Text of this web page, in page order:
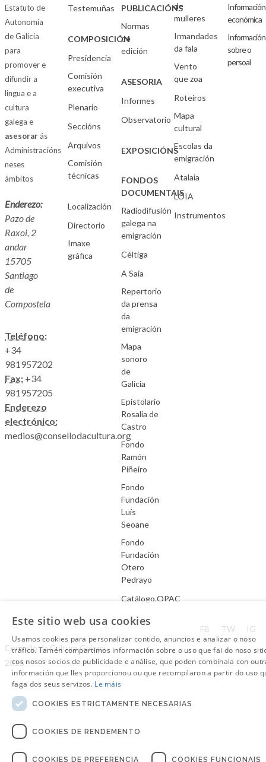
Estatuto de
Autonomía
de Galicia
para
promover e
difundir a
lingua e a
cultura
galega e
asesorarás
Administracións
neses
ámbitos
Enderezo:
Pazo de
Raxoi, 2
andar
15705
Santiago
de
Compostela
Teléfono:
+34
981957202
Fax: +34
981957205
Enderezo
electrónico:
medios@consellodacultura.org
Testemuñas
COMPOSICIÓN
Presidencia
Comisión
executiva
Plenario
Seccións
Arquivos
Comisión
técnicas
Localización
Directorio
Imaxe
gráfica
PUBLICACIÓNS
Normas
de
edición
ASESORIA
Informes
Observatorio
EXPOSICIÓNS
FONDOS
DOCUMENTAIS
Radiodifusión
galega na
emigración
Céltiga
A Saia
Repertorio
da prensa
da
emigración
Mapa
sonoro
de
Galicia
Epistolario
Rosalía de
Castro
Fondo
Ramón
Piñeiro
Fondo
Fundación
Luís
Seoane
Fondo
Fundación
Otero
Pedrayo
Catálogo.OPAC
de
mulleres
Irmandades
da fala
Vento
que zoa
Roteiros
Mapa
cultural
Escolas da
emigración
Atalaia
LOIA
Instrumentos
Información
económica
Información
sobre o
persoal
Aviso Legal
Consello da Cultura Galega.
2016
FB TW IG
Este sitio web usa cookies
Usamos cookies para personalizar contido, anuncios e analizar o noso
tráfico. Tamén compartimos información sobre o uso que fai do noso
cos nosos socios de publicidade e análise, que poden combinala con
información que lles proporcionou ou que recompilaron a partir do uso
faga dos seus servizos. Le máis
COOKIES ESTRICTAMENTE NECESARIAS
COOKIES DE RENDEMENTO
COOKIES DE PREFERENCIA COOKIES FUNCIONAIS